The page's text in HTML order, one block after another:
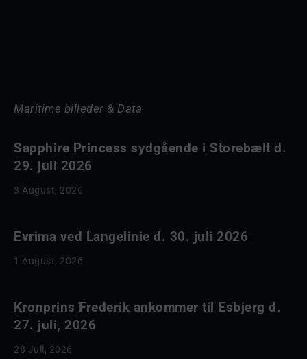
Maritime billeder & Data
Sapphire Princess sydgående i Storebælt d.
29. juli 2026
3 August, 2026
Evrima ved Langelinie d. 30. juli 2026
1 August, 2026
Kronprins Frederik ankommer til Esbjerg d.
27. juli, 2026
28 Juli, 2026